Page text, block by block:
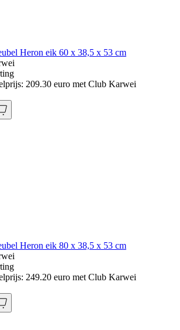
Heron eik 60 x 38,5 x 53 cm
209.30 euro met Club Karwei
Heron eik 80 x 38,5 x 53 cm
249.20 euro met Club Karwei